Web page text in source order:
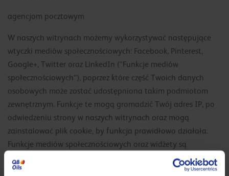
agencjom pocztowym
W naszych witrynach możemy wykorzystywać następujące
wtyczki mediów społecznościowych: Facebook, Pinterest,
Google+, Twitter oraz LinkedIn (“Funkcje mediów
społecznościowych”), poprzez które część Twoich danych
osobowych może zostać udostępniona takim podmiotom
zewnętrznym. Funkcje te mogą gromadzić Twój adres IP, po
odwiedzeniu strony w naszych witrynach oraz mogą
zainstalować plik cookie, by funkcja prawidłowo działała.
Funkcje mediów społecznościowych oraz widżety są
zamieszczane przez podmioty zewnętrzne lub zamieszczane
bezpośrednio w naszych Witrynach internetowych. Niniejsza